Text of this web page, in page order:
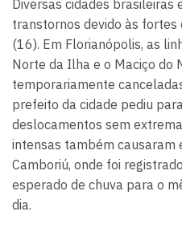
Diversas cidades brasileiras
transtornos devido às
(16). Em Florianópolis, as
Norte da Ilha e o Maciço do
temporariamente
prefeito da cidade pediu
deslocamentos sem
intensas também causaram
Camboriú, onde foi
esperado de chuva para o
dia.